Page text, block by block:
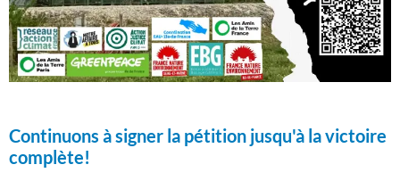
Continuons à signer la pétition jusqu'à la victoire
complète!